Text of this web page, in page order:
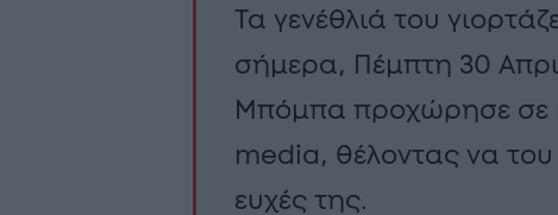
Τα γενέθλιά του
σήμερα, Πέμπτη 30
Μπόμπα προχώρησε σε
media, θέλοντας να του
ευχές της.